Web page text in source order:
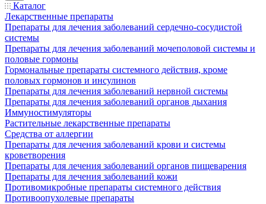
Каталог
Лекарственные препараты
Препараты для лечения заболеваний сердечно-сосудистой
системы
Препараты для лечения заболеваний мочеполовой системы и
половые гормоны
Гормональные препараты системного действия, кроме
половых гормонов и инсулинов
Препараты для лечения заболеваний нервной системы
Препараты для лечения заболеваний органов дыхания
Иммуностимуляторы
Растительные лекарственные препараты
Средства от аллергии
Препараты для лечения заболеваний крови и системы
кроветворения
Препараты для лечения заболеваний органов пищеварения
Препараты для лечения заболеваний кожи
Противомикробные препараты системного действия
Противоопухолевые препараты